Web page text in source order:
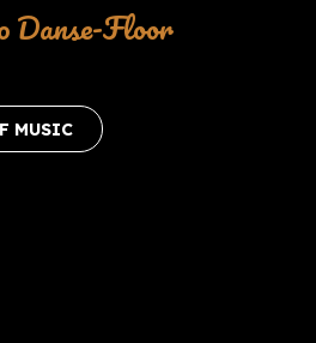
Danse-Floor
MUSIC